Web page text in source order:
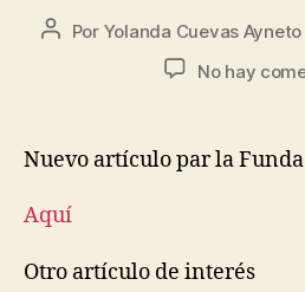
Por Yolanda Cuevas Ayneto
No hay
Nuevo artículo par la
Aquí
Otro artículo de interés